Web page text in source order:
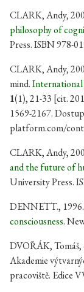
CLARK, Andy,
philosophy of
Press. ISBN 978-
CLARK, Andy,
mind.International
1(1), 21-33 [cit.
1569-2167.
platform.com/
CLARK, Andy,
and the future of
University Press.
DENNETT., 1996.
consciousness.
DVOŘÁK, Tomáš,
Akademie
pracoviště. Edice